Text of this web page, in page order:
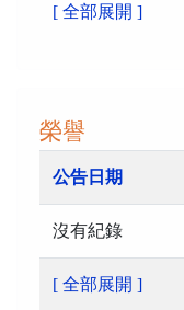
[ 全部展開 ]
榮譽
公告日期
沒有紀錄
[ 全部展開 ]